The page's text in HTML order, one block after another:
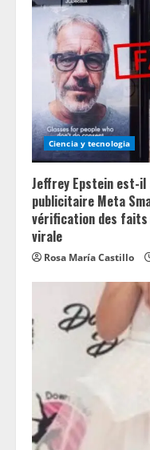
Ciencia y tecnologia
Jeffrey Epstein est-il
publicitaire Meta
vérification des faits
virale
Rosa María Castillo